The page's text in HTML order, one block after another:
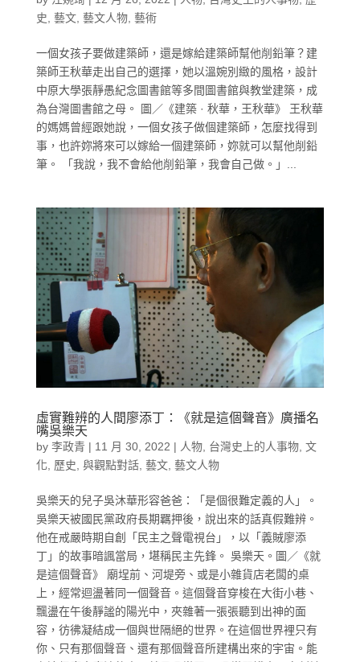
史
藝文, 藝文人物, 藝術
一個女孩子要做建築師，還是嫁給建築師幫他削鉛筆？建
築師王秋華走出自己的選擇，她以溫婉別緻的風格，設計
中原大學張靜愚紀念圖書館等多間圖書館與教堂建築，成
為台灣圖書館之母。 圖／《建築 · 秋華，王秋華》 王秋華
的媽媽曾經跟她說，一個女孩子做個建築師，怎麼找得到
事，也許妳將來可以嫁給一個建築師，妳就可以幫他削鉛
筆。 「我說，我不會給他削鉛筆，我會自己做。」...
虛實難辨的人間廖添丁：《就是這個聲音》廣播名
嘴吳樂天
by 李政青 | 11 月 30, 2022 | 人物, 台灣史上的人事物, 文
化, 歷史 與觀點對話, 藝文, 藝文人物
吳樂天的兒子吳沐華形容爸爸：「是個很難定義的人」。
吳樂天被國民黨政府長期羈押後，說出來的話真假難辨。
他在戒嚴時期自創「民主之聲電視台」，以「義賊廖添
丁」的故事暗諷當局，堪稱民主先鋒。 吳樂天。圖／《就
是這個聲音》 廟埕前、河堤旁、或是小雜貨店老闆的桌
上，經常迴盪著同一個聲音。這個聲音穿梭在大街小巷、
飄盪在午後靜謐的陽光中，夾雜著一張張聽到出神的面
容，彷彿凝結成一個與世隔絕的世界。在這個世界裡只有
你、只有那個聲音、還有那個聲音所建構出來的宇宙。能